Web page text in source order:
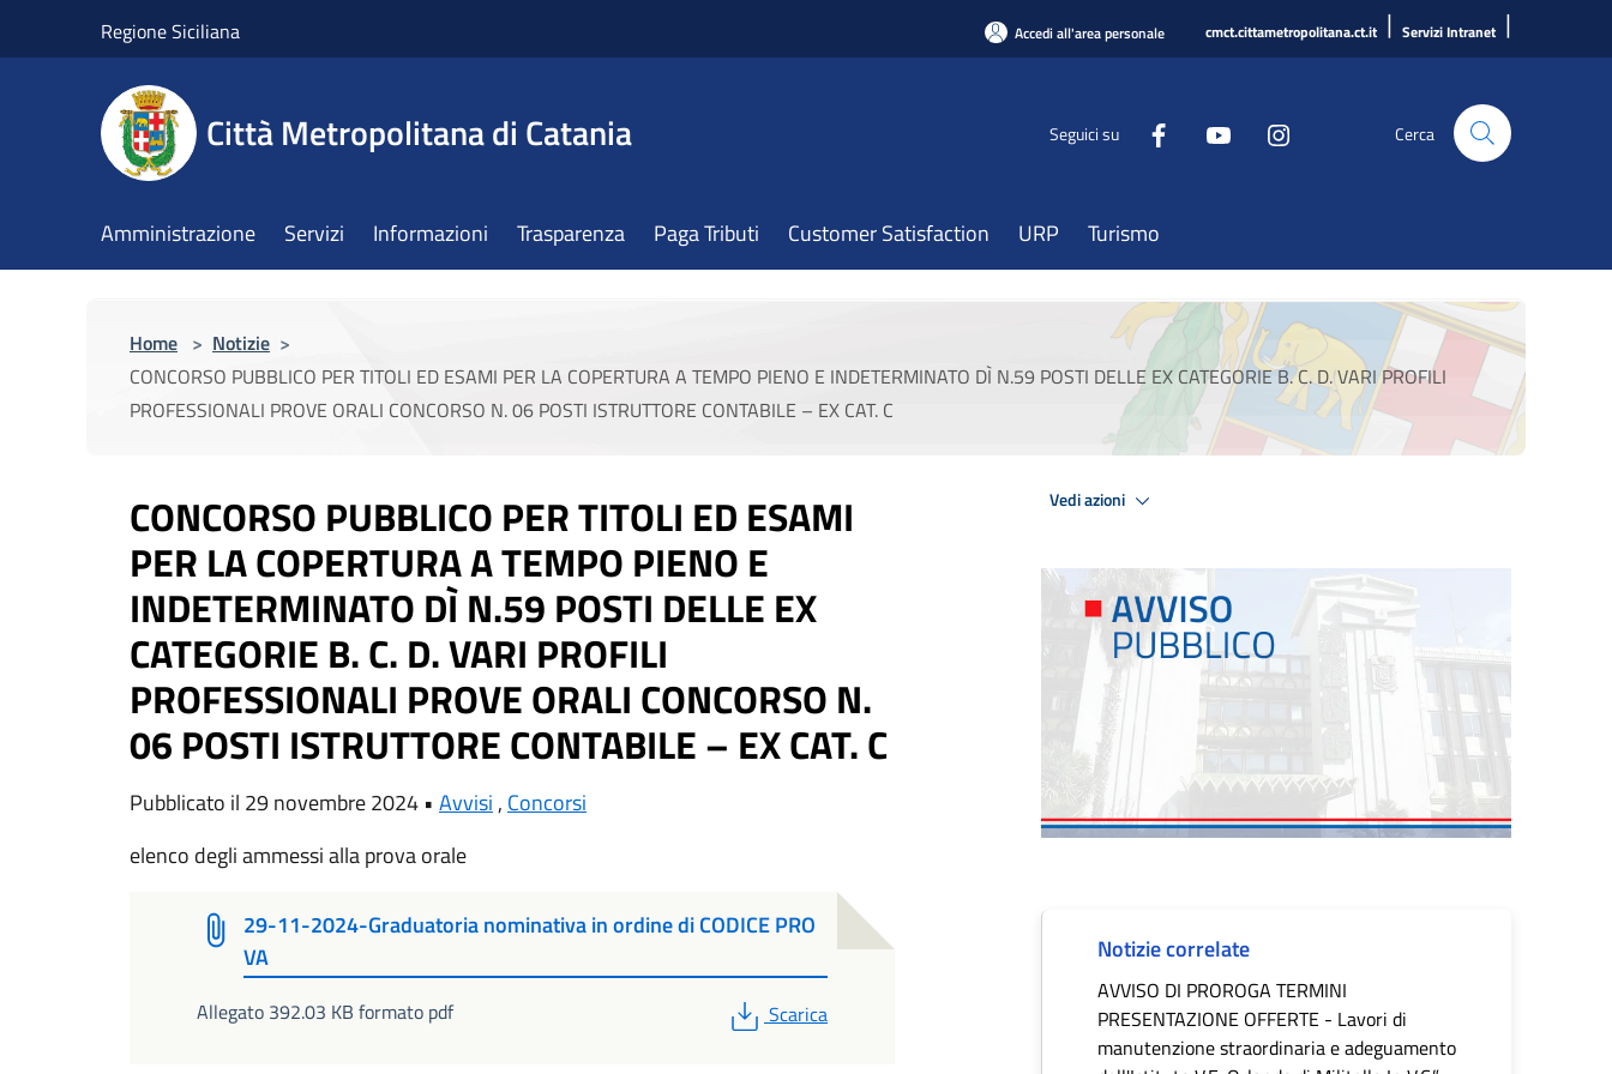
Regione Siciliana Accedi all'area personale cmct.cittametropolitana.ct.it | Servizi Intranet |
Città Metropolitana di Catania Seguici su Cerca
Amministrazione Servizi Informazioni Trasparenza Paga Tributi Customer Satisfaction URP Turismo
Home > Notizie >
CONCORSO PUBBLICO PER TITOLI ED ESAMI PER LA COPERTURA A TEMPO PIENO E INDETERMINATO DÌ N.59 POSTI DELLE EX CATEGORIE B. C. D. VARI PROFILI
PROFESSIONALI PROVE ORALI CONCORSO N. 06 POSTI ISTRUTTORE CONTABILE – EX CAT. C
CONCORSO PUBBLICO PER TITOLI ED ESAMI
PER LA COPERTURA A TEMPO PIENO E
INDETERMINATO DÌ N.59 POSTI DELLE EX
CATEGORIE B. C. D. VARI PROFILI
PROFESSIONALI PROVE ORALI CONCORSO N.
06 POSTI ISTRUTTORE CONTABILE – EX CAT. C
Pubblicato il 29 novembre 2024 • Avvisi , Concorsi
elenco degli ammessi alla prova orale
29-11-2024-Graduatoria nominativa in ordine di CODICE PRO
VA
Allegato 392.03 KB formato pdf PDF
Scarica
Vedi azioni
Notizie correlate
AVVISO DI PROROGA TERMINI
PRESENTAZIONE OFFERTE - Lavori di
manutenzione straordinaria e adeguamento